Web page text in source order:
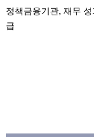
정책금융기관, 재무
급